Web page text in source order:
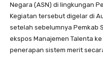
Negara (ASN) di lingkungan
Kegiatan tersebut digelar di
setelah sebelumnya Pemkab
ekspos Manajemen Talenta
penerapan sistem merit